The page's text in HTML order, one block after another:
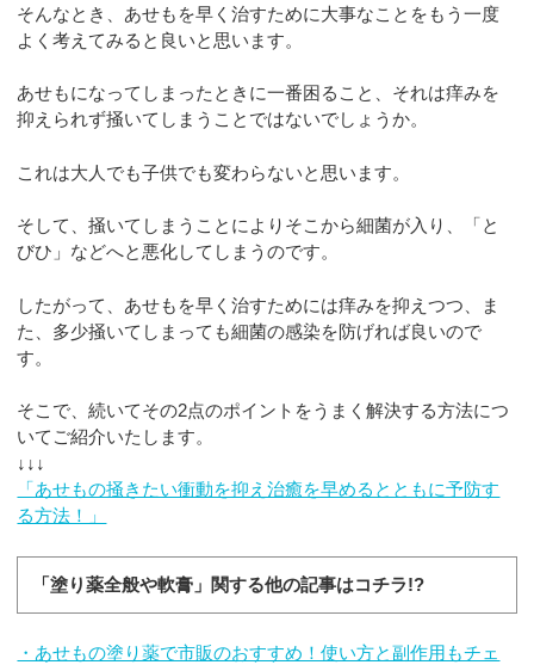
そんなとき、あせもを早く治すために大事なことをもう一度
よく考えてみると良いと思います。
あせもになってしまったときに一番困ること、それは痒みを
抑えられず掻いてしまうことではないでしょうか。
これは大人でも子供でも変わらないと思います。
そして、掻いてしまうことによりそこから細菌が入り、「と
びひ」などへと悪化してしまうのです。
したがって、あせもを早く治すためには痒みを抑えつつ、ま
た、多少掻いてしまっても細菌の感染を防げれば良いので
す。
そこで、続いてその2点のポイントをうまく解決する方法につ
いてご紹介いたします。
↓↓↓
「あせもの掻きたい衝動を抑え治癒を早めるとともに予防す
る方法！」
「塗り薬全般や軟膏」関する他の記事はコチラ!?
・あせもの塗り薬で市販のおすすめ！使い方と副作用もチェ